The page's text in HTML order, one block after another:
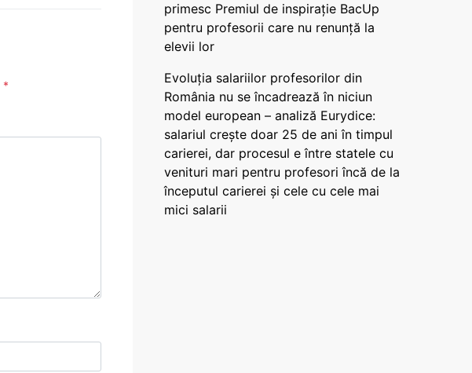
*
primesc Premiul de inspirație BacUp
pentru profesorii care nu renunță la
elevii lor
Evoluția salariilor profesorilor din
România nu se încadrează în niciun
model european – analiză Eurydice:
salariul crește doar 25 de ani în timpul
carierei, dar procesul e între statele cu
venituri mari pentru profesori încă de la
începutul carierei și cele cu cele mai
mici salarii